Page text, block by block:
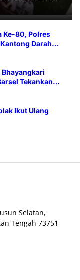
Ke-80, Polres
Darah
Bhayangkari
Tekankan
Ikut Ulang
Selatan,
Tengah 73751